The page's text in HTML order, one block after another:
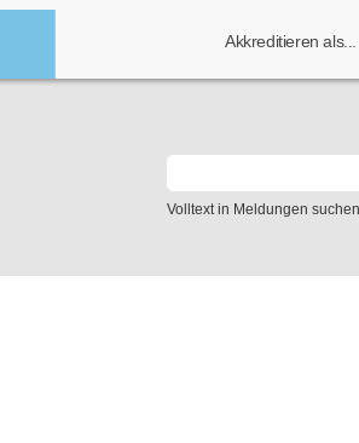
Akkreditieren als...
Volltext in Meldungen suchen